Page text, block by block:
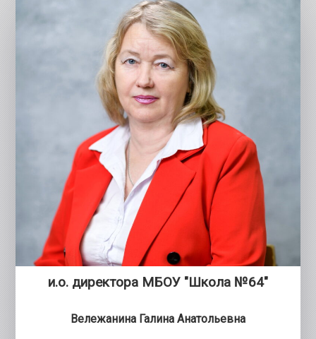
и.о. директора МБОУ "Школа №64"
Вележанина Галина Анатольевна